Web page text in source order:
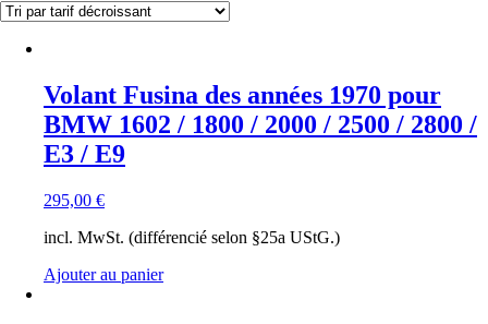
prix
Volant Fusina des années 1970 pour
BMW 1602 / 1800 / 2000 / 2500 / 2800 /
E3 / E9
295,00 €
incl. MwSt. (différencié selon §25a UStG.)
Ajouter au panier